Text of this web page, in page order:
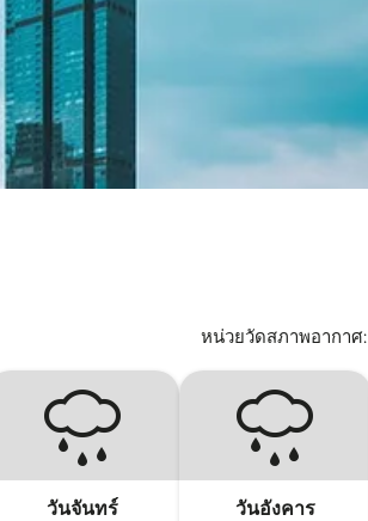
หน่วยวัดสภาพอากาศ:
วันจันทร์ วันอังคาร